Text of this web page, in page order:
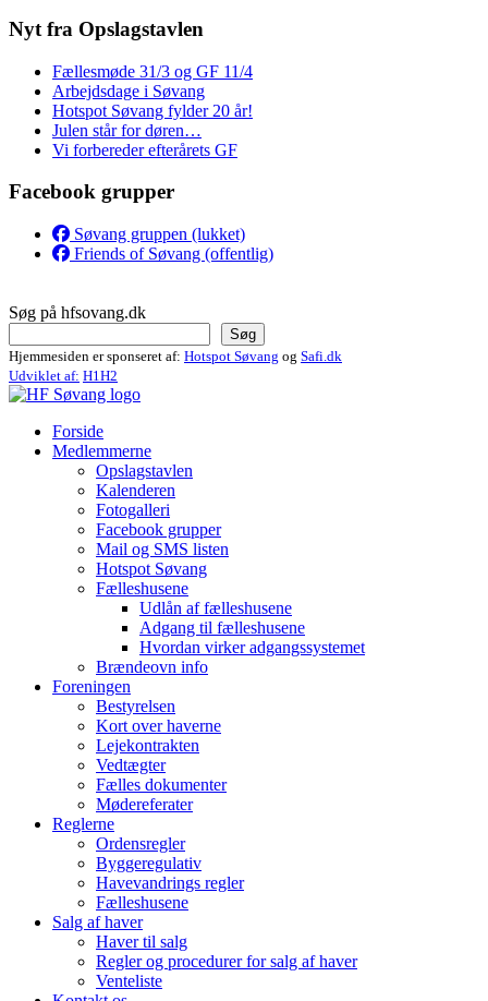
Nyt fra Opslagstavlen
Fællesmøde 31/3 og GF 11/4
Arbejdsdage i Søvang
Hotspot Søvang fylder 20 år!
Julen står for døren…
Vi forbereder efterårets GF
Facebook grupper
Søvang gruppen (lukket)
Friends of Søvang (offentlig)
Søg på hfsovang.dk
Søg
Hjemmesiden er sponseret af: Hotspot Søvang og Safi.dk
Udviklet af: H1H2
Forside
Medlemmerne
Opslagstavlen
Kalenderen
Fotogalleri
Facebook grupper
Mail og SMS listen
Hotspot Søvang
Fælleshusene
Udlån af fælleshusene
Adgang til fælleshusene
Hvordan virker adgangssystemet
Brændeovn info
Foreningen
Bestyrelsen
Kort over haverne
Lejekontrakten
Vedtægter
Fælles dokumenter
Mødereferater
Reglerne
Ordensregler
Byggeregulativ
Havevandrings regler
Fælleshusene
Salg af haver
Haver til salg
Regler og procedurer for salg af haver
Venteliste